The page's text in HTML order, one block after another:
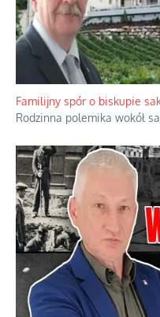
Ciemna strona
Historia jest
że będziemy coś
powstania nie zrobili, jest...